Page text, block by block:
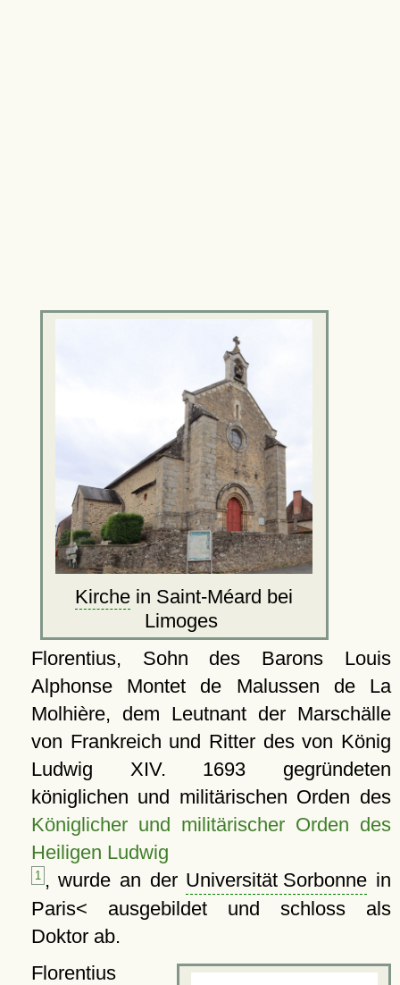
Kirche in Saint-Méard bei
Limoges
Florentius, Sohn des Barons Louis
Alphonse Montet de Malussen de La
Molhière, dem Leutnant der Marschälle
von Frankreich und Ritter des von König
Ludwig XIV. 1693 gegründeten
königlichen und militärischen Orden des
Königlicher und militärischer Orden des
Heiligen Ludwig
1 , wurde an der Universität Sorbonne in
Paris< ausgebildet und schloss als
Doktor ab.
Florentius